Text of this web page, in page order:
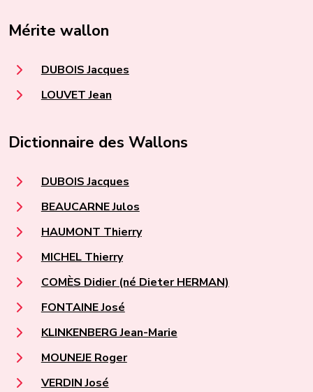
Mérite wallon
DUBOIS Jacques
LOUVET Jean
Dictionnaire des Wallons
DUBOIS Jacques
BEAUCARNE Julos
HAUMONT Thierry
MICHEL Thierry
COMÈS Didier (né Dieter HERMAN)
FONTAINE José
KLINKENBERG Jean-Marie
MOUNEJE Roger
VERDIN José